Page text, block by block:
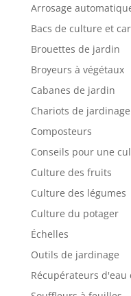
Arrosage
Bacs de culture et
Brouettes de jardin
Broyeurs à végétaux
Cabanes de jardin
Chariots de jardinage
Composteurs
Conseils pour une
Culture des fruits
Culture des légumes
Culture du potager
Échelles
Outils de jardinage
Récupérateurs d'eau